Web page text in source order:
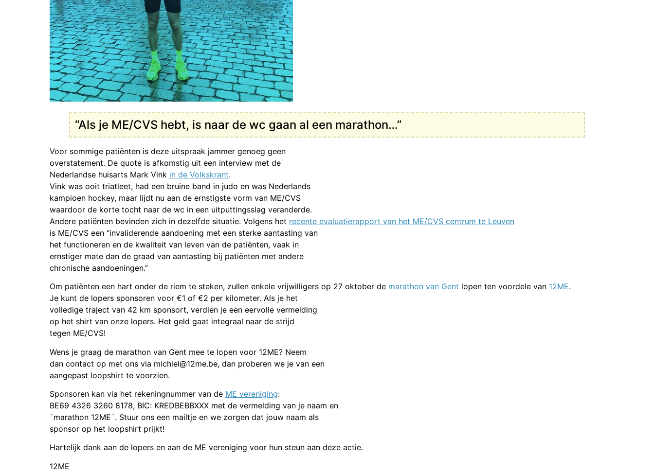
“Als je ME/CVS hebt, is naar de wc gaan al een marathon…”
Voor sommige patiënten is deze uitspraak jammer genoeg geen
overstatement. De quote is afkomstig uit een interview met de
Nederlandse huisarts Mark Vink in de Volkskrant.
Vink was ooit triatleet, had een bruine band in judo en was Nederlands
kampioen hockey, maar lijdt nu aan de ernstigste vorm van ME/CVS
waardoor de korte tocht naar de wc in een uitputtingsslag veranderde.
Andere patiënten bevinden zich in dezelfde situatie. Volgens het recente evaluatierapport van het ME/CVS centrum te Leuven
is ME/CVS een “invaliderende aandoening met een sterke aantasting van
het functioneren en de kwaliteit van leven van de patiënten, vaak in
ernstiger mate dan de graad van aantasting bij patiënten met andere
chronische aandoeningen.”
Om patiënten een hart onder de riem te steken, zullen enkele vrijwilligers op 27 oktober de marathon van Gent lopen ten voordele van 12ME.
Je kunt de lopers sponsoren voor €1 of €2 per kilometer. Als je het
volledige traject van 42 km sponsort, verdien je een eervolle vermelding
op het shirt van onze lopers. Het geld gaat integraal naar de strijd
tegen ME/CVS!
Wens je graag de marathon van Gent mee te lopen voor 12ME? Neem
dan contact op met ons via michiel@12me.be, dan proberen we je van een
aangepast loopshirt te voorzien.
Sponsoren kan via het rekeningnummer van de ME vereniging:
BE69 4326 3260 8178, BIC: KREDBEBBXXX met de vermelding van je naam en
´marathon 12ME´. Stuur ons een mailtje en we zorgen dat jouw naam als
sponsor op het loopshirt prijkt!
Hartelijk dank aan de lopers en aan de ME vereniging voor hun steun aan deze actie.
12ME